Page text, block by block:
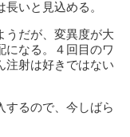
いと見込める。
うだが、変異度が大
になる。４回目のワ
注射は好きではない
するので、今しばら